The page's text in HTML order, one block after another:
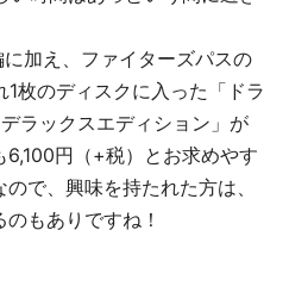
加え、ファイターズパスの
枚のディスクに入った「ドラ
ラックスエディション」が
円（+税）とお求めやす
で、興味を持たれた方は、
もありですね！